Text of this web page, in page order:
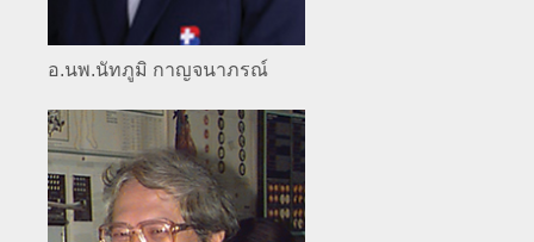
อ.นพ.นัทภูมิ กาญจนาภรณ์